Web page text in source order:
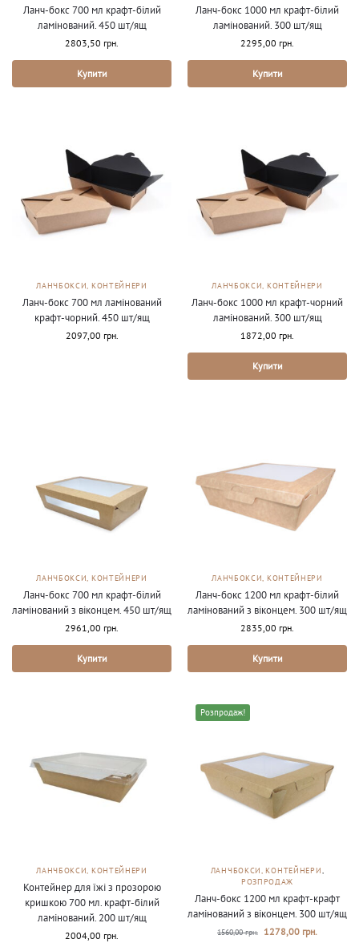
Ланч-бокс 700 мл крафт-білий
ламінований. 450 шт/ящ
2803,50 грн.
Купити
Ланч-бокс 1000 мл крафт-білий
ламінований. 300 шт/ящ
2295,00 грн.
Купити
ЛАНЧБОКСИ, КОНТЕЙНЕРИ
Ланч-бокс 700 мл ламінований
крафт-чорний. 450 шт/ящ
2097,00 грн.
ЛАНЧБОКСИ, КОНТЕЙНЕРИ
Ланч-бокс 1000 мл крафт-чорний
ламінований. 300 шт/ящ
1872,00 грн.
Купити
ЛАНЧБОКСИ, КОНТЕЙНЕРИ
Ланч-бокс 700 мл крафт-білий
ламінований з віконцем. 450 шт/ящ
2961,00 грн.
Купити
ЛАНЧБОКСИ, КОНТЕЙНЕРИ
Ланч-бокс 1200 мл крафт-білий
ламінований з віконцем. 300 шт/ящ
2835,00 грн.
Купити
ЛАНЧБОКСИ, КОНТЕЙНЕРИ
Контейнер для їжі з прозорою
кришкою 700 мл. крафт-білий
ламінований. 200 шт/ящ
2004,00 грн.
Розпродаж!
ЛАНЧБОКСИ, КОНТЕЙНЕРИ,
РОЗПРОДАЖ
Ланч-бокс 1200 мл крафт-крафт
ламінований з віконцем. 300 шт/ящ
1560,00грн. 1278,00 грн.